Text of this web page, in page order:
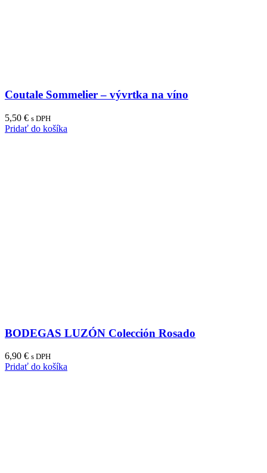
Coutale Sommelier – vývrtka na víno
5,50 € s DPH
Pridať do košíka
BODEGAS LUZÓN Colección Rosado
6,90 € s DPH
Pridať do košíka